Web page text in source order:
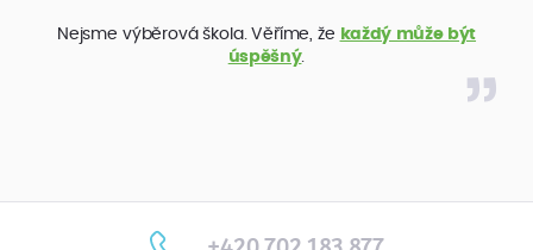
Nejsme výběrová škola. Věříme, že každý může být
úspěšný.